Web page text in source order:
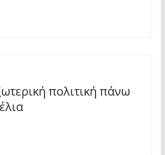
πολιτική πάνω